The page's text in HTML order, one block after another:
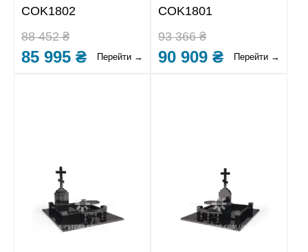
COK1802
88 452 ₴
85 995 ₴ Перейти →
COK1801
93 366 ₴
90 909 ₴ Перейти →